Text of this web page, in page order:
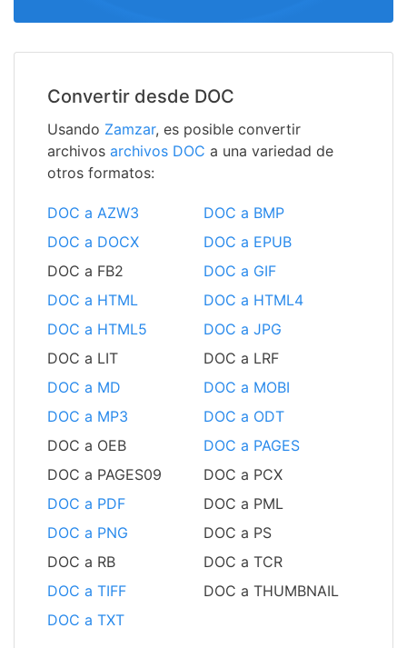
Convertir desde DOC
Usando Zamzar, es posible convertir
archivos archivos DOC a una variedad de
otros formatos:
DOC a AZW3
DOC a BMP
DOC a DOCX
DOC a EPUB
DOC a FB2
DOC a GIF
DOC a HTML
DOC a HTML4
DOC a HTML5
DOC a JPG
DOC a LIT
DOC a LRF
DOC a MD
DOC a MOBI
DOC a MP3
DOC a ODT
DOC a OEB
DOC a PAGES
DOC a PAGES09
DOC a PCX
DOC a PDF
DOC a PML
DOC a PNG
DOC a PS
DOC a RB
DOC a TCR
DOC a TIFF
DOC a THUMBNAIL
DOC a TXT